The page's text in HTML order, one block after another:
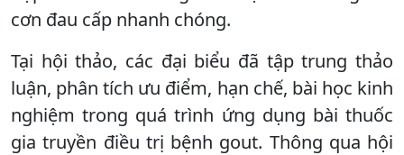
cơn đau cấp nhanh chóng.
Tại hội thảo, các đại biểu đã tập trung thảo
luận, phân tích ưu điểm, hạn chế, bài học kinh
nghiệm trong quá trình ứng dụng bài thuốc
gia truyền điều trị bệnh gout. Thông qua hội